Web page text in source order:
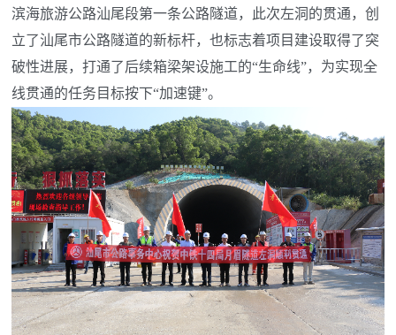
滨海旅游公路汕尾段第一条公路隧道，此次左洞的贯通，创
立了汕尾市公路隧道的新标杆，也标志着项目建设取得了突
破性进展，打通了后续箱梁架设施工的“生命线”，为实现全
线贯通的任务目标按下“加速键”。